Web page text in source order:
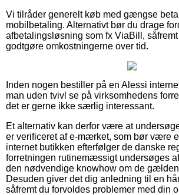
Vi tilråder generelt køb med gængse
mobilbetaling. Alternativt bør du drage
afbetalingsløsning som fx ViaBill,
godtgøre omkostningerne over tid.
Inden nogen bestiller på en Alessi
man uden tvivl se på virksomhedens
det er gerne ikke særlig interessant.
Et alternativ kan derfor være at
er verificeret af e-mærket, som bør være
internet butikken efterfølger de danske
forretningen rutinemæssigt undersøges
den nødvendige knowhow om de
Desuden giver det dig anledning til en
såfremt du forvoldes problemer med din